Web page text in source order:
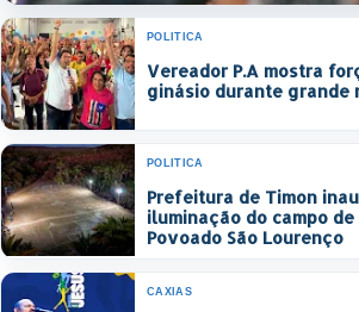
POLÍTICA
Vereador P.A mostra
ginásio durante grande
POLÍTICA
Prefeitura de Timon
iluminação do campo
Povoado São Lourenço
CAXIAS